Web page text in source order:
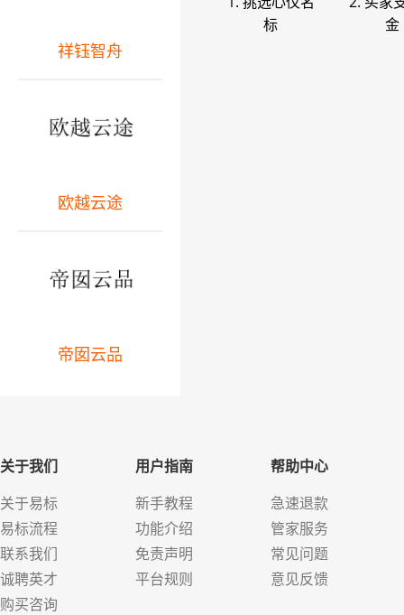
标
金
祥钰智舟
欧越云途
帝囡云品
关于我们
关于易标
易标流程
联系我们
诚聘英才
购买咨询
用户指南
新手教程
功能介绍
免责声明
平台规则
帮助中心
急速退款
管家服务
常见问题
意见反馈